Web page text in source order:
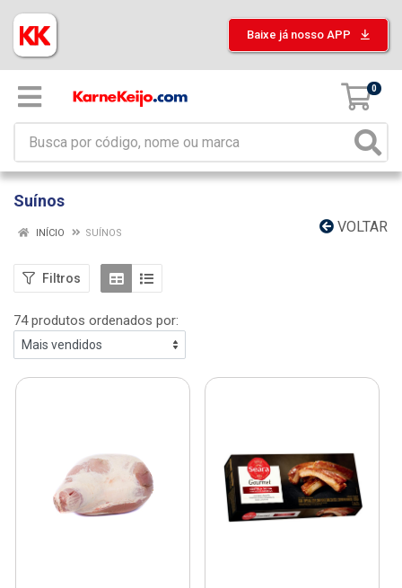
Baixe já nosso APP
0
Suínos
VOLTAR
INÍCIO SUÍNOS
Filtros
74 produtos ordenados por: